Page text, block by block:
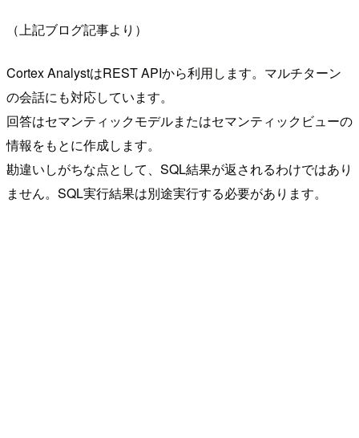
（上記ブログ記事より）
Cortex AnalystはREST APIから利用します。マルチターン
の会話にも対応しています。
回答はセマンティックモデルまたはセマンティックビューの
情報をもとに作成します。
勘違いしがちな点として、SQL結果が返されるわけではあり
ません。SQL実行結果は別途実行する必要があります。